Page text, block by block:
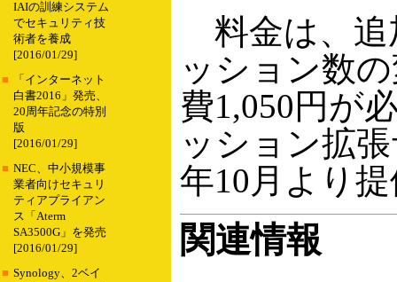
IAIの訓練システム
でセキュリティ技
術者を養成
[2016/01/29]
■
「インターネット
白書2016」発売、
20周年記念の特別
版
[2016/01/29]
■ NEC、中小規模事
業者向けセキュリ
ティアプライアン
ス「Aterm
SA3500G」を発売
[2016/01/29]
■ Synology、2ベイ
料金は、追
ッション数
費1,050円が
ッション拡
年10月より
関連情報